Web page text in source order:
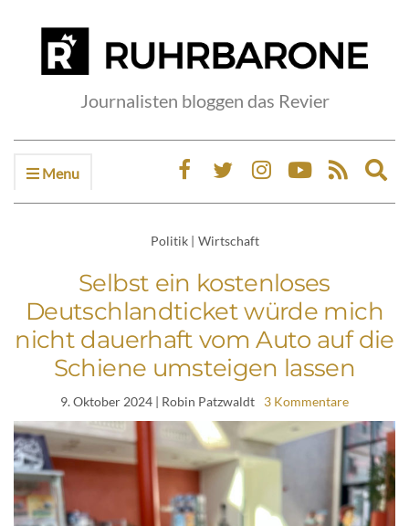
Journalisten bloggen das Revier
Menu
Politik | Wirtschaft
Selbst ein kostenloses
Deutschlandticket würde mich
nicht dauerhaft vom Auto auf die
Schiene umsteigen lassen
9. Oktober 2024 | Robin Patzwaldt 3 Kommentare